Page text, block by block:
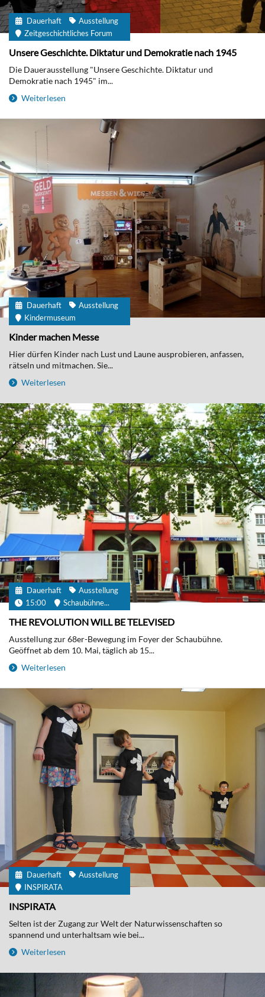
Dauerhaft
Ausstellung
Zeitgeschichtliches Forum
Unsere Geschichte. Diktatur und Demokratie nach 1945
Die Dauerausstellung "Unsere Geschichte. Diktatur und
Demokratie nach 1945" im...
Weiterlesen
Dauerhaft
Ausstellung
Kindermuseum
Kinder machen Messe
Hier dürfen Kinder nach Lust und Laune ausprobieren, anfassen,
rätseln und mitmachen. Sie...
Weiterlesen
Dauerhaft
Ausstellung
15:00
Schaubühne...
THE REVOLUTION WILL BE TELEVISED
Ausstellung zur 68er-Bewegung im Foyer der Schaubühne.
Geöffnet ab dem 10. Mai, täglich ab 15...
Weiterlesen
Dauerhaft
Ausstellung
INSPIRATA
INSPIRATA
Selten ist der Zugang zur Welt der Naturwissenschaften so
spannend und unterhaltsam wie bei...
Weiterlesen